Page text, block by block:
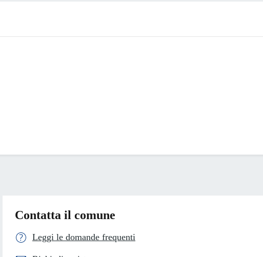
Contatta il comune
Leggi le domande frequenti